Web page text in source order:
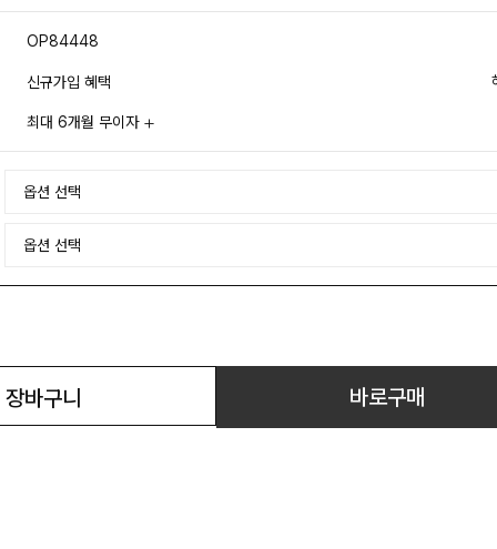
OP84448
신규가입 혜택
최대 6개월 무이자
장바구니 바로구매